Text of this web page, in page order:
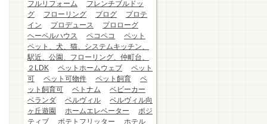
フルリフォーム
フレンチブルドッ
グ
フローリング ブログ
プロテ
イン
プロデュース
プロローグ
ヘーベルハウス
ペコペコ
ペット
ペット、犬、猫、システムキッチン、
駅近、公園、フローリング、仲町台、
２LDK
ペットホームウェブ
ペット
可
ペット可物件 ペット飼育
ペ
ット飼育可
ベトナム
ベビーカー
ベランダ
ベルヴィル
ベルヴィル向
ヶ丘遊園
ホームエレベーター
ポジ
ティブ
ポテトフリッター
ホテル